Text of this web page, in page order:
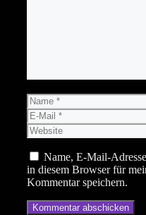
Name
E-
Mail
Website
Name, E-Mail-
in diesem Browser für
Kommentar speichern.